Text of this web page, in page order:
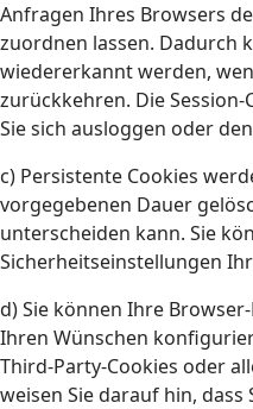
Anfragen Ihres Browsers
zuordnen lassen. Dadurch
wiedererkannt werden,
zurückkehren. Die
Sie sich ausloggen oder
c) Persistente Cookies
vorgegebenen Dauer
unterscheiden kann. Sie
Sicherheitseinstellungen
d) Sie können Ihre
Ihren Wünschen
Third-Party-Cookies oder
weisen Sie darauf hin, dass